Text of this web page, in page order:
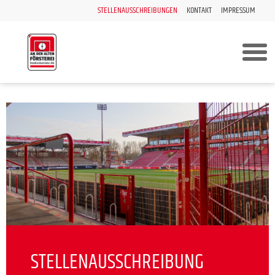
STELLENAUSSCHREIBUNGEN KONTAKT IMPRESSUM
STELLENAUSSCHREIBUNG